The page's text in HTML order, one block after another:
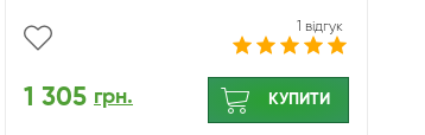
1 відгук
1 305 грн. КУПИТИ